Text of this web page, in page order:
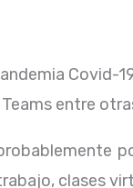
Covid-
entre
clases